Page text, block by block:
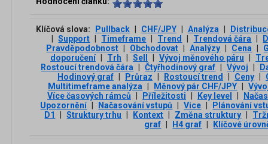
Klíčová slova: Pullback CHF/JPY Analýza
Support Timeframe Trend Trendová čára
Pravděpodobnost
Obchodovat Analýzy Cena
doporučení
Trh Sell Vývoj měnového páru
Rostoucí trendová čára
Čtyřhodinový graf Vývoj
Hodinový graf
Průraz Rostoucí trend Ceny
Multitimeframe analýza
Měnový pár CHF/JPY
Více časových rámců
Příležitosti Key level
Upozornění
Načasování vstupů Vice
Plánování
D1
Struktury trhu Kontext Změna struktury
graf
H4 graf Klíčové